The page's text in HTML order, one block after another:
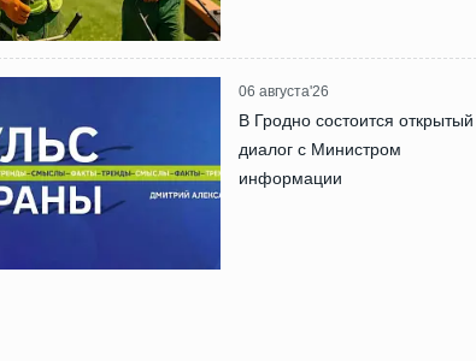
06 августа'26
В Гродно состоится открытый
диалог с Министром
информации